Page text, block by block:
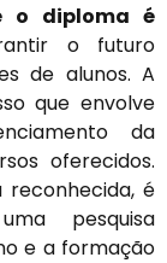
o diploma é
o futuro
de alunos. A
que envolve
da
oferecidos.
reconhecida, é
pesquisa
e a formação